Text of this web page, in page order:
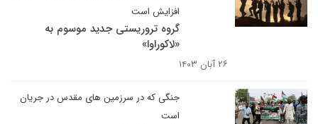
افزایش است
گروه تروریستی جدید موسوم به
«لاکوراوا»
۲۶ آبان ۱۴۰۳
جنگی که در سرزمین های مقدس در جریان
است